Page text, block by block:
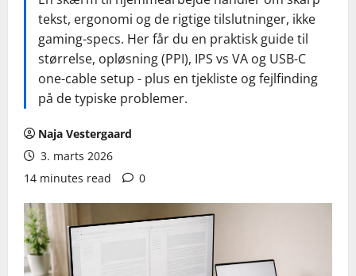
tekst, ergonomi og de rigtige tilslutninger, ikke
gaming-specs. Her får du en praktisk guide til
størrelse, opløsning (PPI), IPS vs VA og USB-C
one-cable setup - plus en tjekliste og fejlfinding
på de typiske problemer.
Naja Vestergaard
3. marts 2026
14 minutes read
0